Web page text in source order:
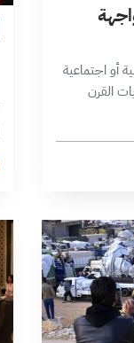
(1)..”مواجهة
أو اجتماعية
منذ بدايات القرن